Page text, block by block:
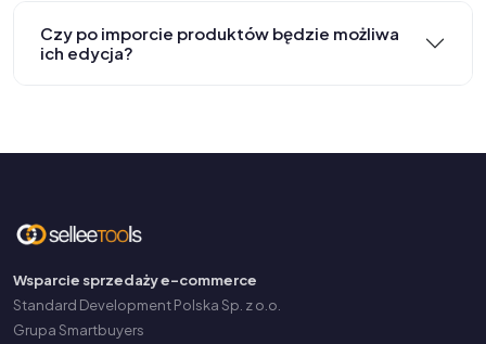
Czy po imporcie produktów będzie możliwa
ich edycja?
Wsparcie sprzedaży e-commerce
Standard Development Polska Sp. z o.o.
Grupa Smartbuyers